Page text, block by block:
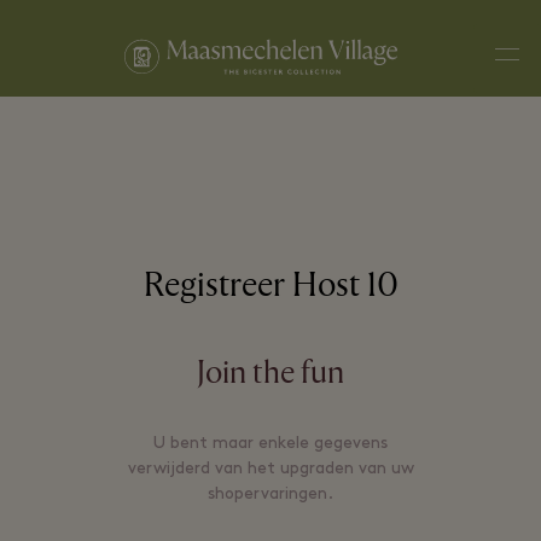
Registreer Host 10
Join the fun
U bent maar enkele gegevens
verwijderd van het upgraden van uw
shopervaringen.